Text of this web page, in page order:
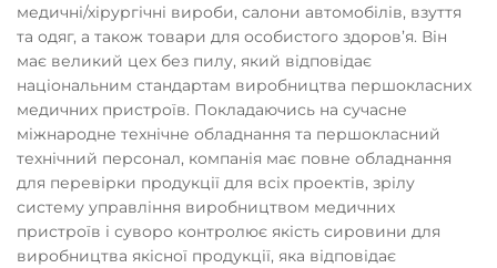
медичні/хірургічні вироби, салони автомобілів, взуття
та одяг, а також товари для особистого здоров’я. Він
має великий цех без пилу, який відповідає
національним стандартам виробництва першокласних
медичних пристроїв. Покладаючись на сучасне
міжнародне технічне обладнання та першокласний
технічний персонал, компанія має повне обладнання
для перевірки продукції для всіх проектів, зрілу
систему управління виробництвом медичних
пристроїв і суворо контролює якість сировини для
виробництва якісної продукції, яка відповідає